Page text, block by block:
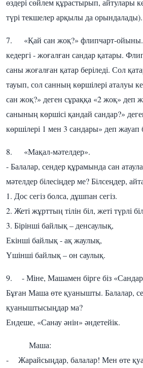
түрі текшелер арқылы да орындалады).
7. «Қай сан жоқ?» флипчарт-ойыны.
кедергі - жоғалған сандар қатары.
саны жоғалған қатар беріледі. Сол
тауып, сол санның көршілері аталуы
сан жоқ?» деген сұраққа «2 жоқ» деп
санының көршісі қандай сандар?»
көршілері 1 мен 3 сандары» деп жауап
8. «Мақал-мәтелдер».
- Балалар, сендер құрамында сан
мәтелдер білесіңдер ме? Білсеңдер,
1. Дос сегіз болса, дұшпан сегіз.
2. Жеті жұрттың тілін біл, жеті түрлі
3. Бірінші байлық – денсаулық,
Екінші байлық - ақ жаулық,
Үшінші байлық – он саулық.
9. - Міне, Машамен бірге біз «Сандар
Бұған Маша өте қуанышты. Балалар,
қуаныштысыңдар ма?
Ендеше, «Санау әнін» әндетейік.
Маша:
- Жарайсыңдар, балалар! Мен өте